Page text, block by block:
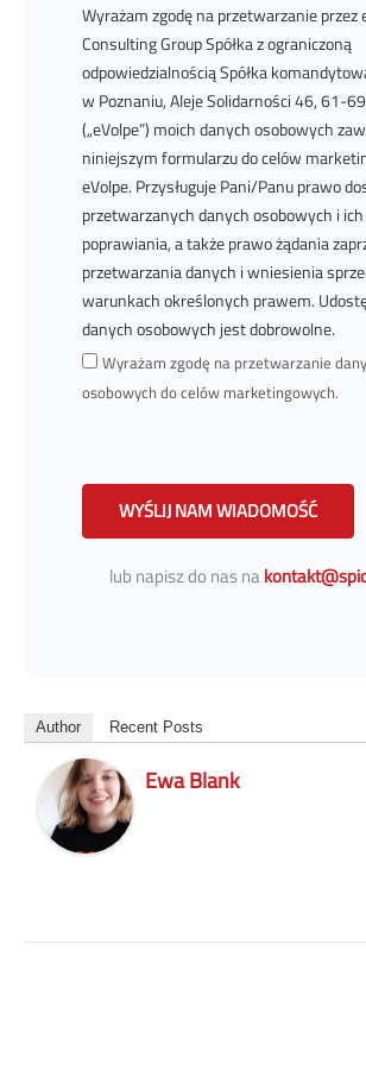
Wyrażam zgodę na przetwarzanie przez
Consulting Group Spółka z ograniczoną
odpowiedzialnością Spółka
w Poznaniu, Aleje Solidarności 46, 61-
(„eVolpe”) moich danych osobowych
niniejszym formularzu do celów
eVolpe. Przysługuje Pani/Panu prawo
przetwarzanych danych osobowych i ich
poprawiania, a także prawo żądania
przetwarzania danych i wniesienia
warunkach określonych prawem.
danych osobowych jest dobrowolne.
Wyrażam zgodę na przetwarzanie
osobowych do celów marketingowych.
WYŚLIJ NAM WIADOMOŚĆ
lub napisz do nas na
Author Recent Posts
Ewa Blank